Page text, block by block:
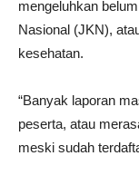
mengeluhkan
Nasional (JKN),
kesehatan.
“Banyak laporan
peserta, atau
meski sudah